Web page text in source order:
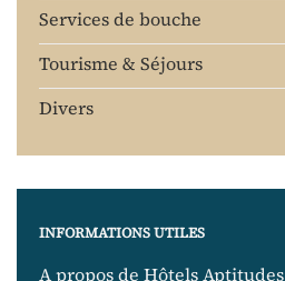
Services de bouche
Tourisme & Séjours
Divers
INFORMATIONS UTILES
A propos de Hôtels Aptitudes